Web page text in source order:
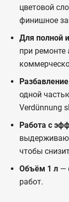
цветовой
финишное
Для полной
при ремонте
одной
Verdünnung
Работа с
чтобы
Объём 1 л —
работ.